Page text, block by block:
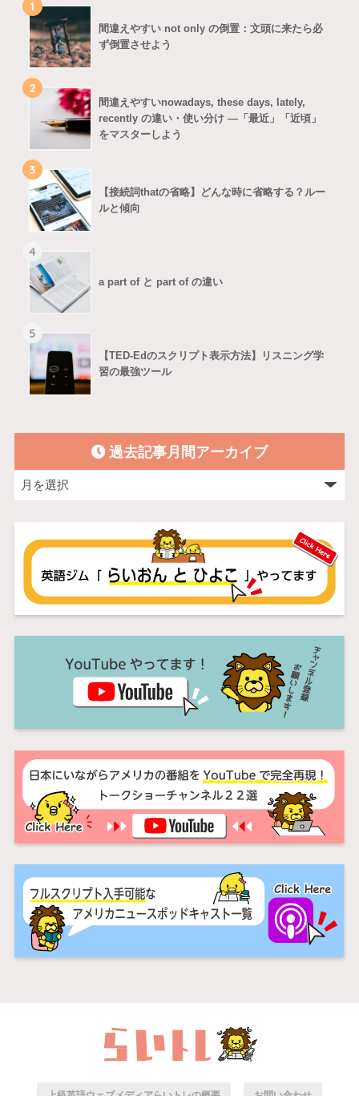
1
間違えやすい not only の倒置：文頭に来たら必
ず倒置させよう
2
間違えやすいnowadays, these days, lately,
recently の違い・使い分け ―「最近」「近頃」
をマスターしよう
3
【接続詞thatの省略】どんな時に省略する？ルー
ルと傾向
4
a part of と part of の違い
5
【TED-Edのスクリプト表示方法】リスニング学
習の最強ツール
過去記事月間アーカイブ